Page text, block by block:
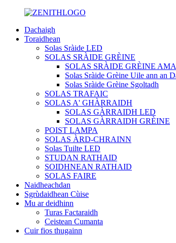
Dachaigh
Toraidhean
Solas Sràide LED
SOLAS SRÀIDE GRÈINE
SOLAS SRÀIDE GRÈINE
Solas Sràide Grèine Uile ann an
Solas Sràide Grèine Sgoltadh
SOLAS TRAFAIC
SOLAS A' GHÀRRAIDH
SOLAS GÀRRAIDH LED
SOLAS GÀRRAIDH GRÈINE
POIST LAMPA
SOLAS ÀRD-CHRAINN
Solas Tuilte LED
STUDAN RATHAID
SOIDHNEAN RATHAID
SOLAS FAIRE
Naidheachdan
Sgrùdaidhean Cùise
Mu ar deidhinn
Turas Factaraidh
Ceistean Cumanta
Cuir fios thugainn